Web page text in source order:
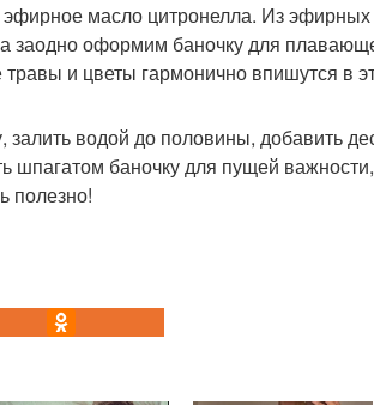
масло цитронелла. Из
заодно оформим баночку для
и цветы гармонично впишутся в
водой до половины, добавить
баночку для пущей
полезно!